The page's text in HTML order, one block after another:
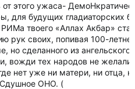
от этого ужаса-
для будущих гладиаторских
твоего «Аллах Акбар»
рук своих, попивая 100-
но сделанного из
вожди тех народов не
нет уже ни матери, ни отца,
ОНО. (